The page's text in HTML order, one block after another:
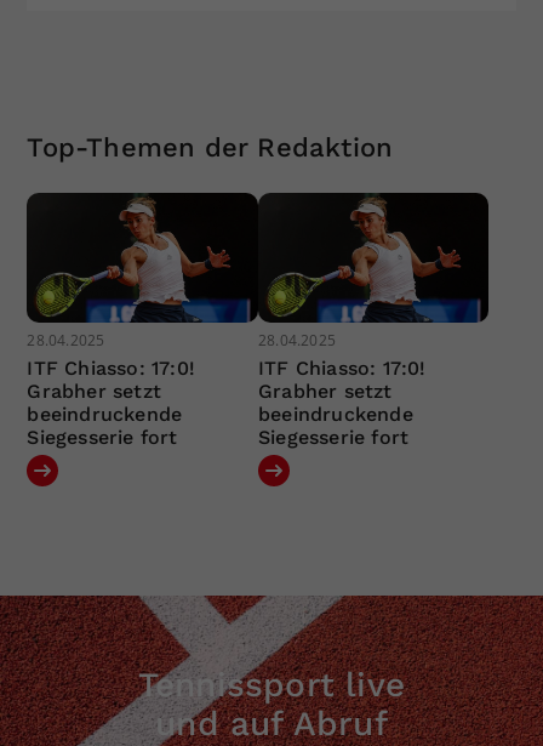
Top-Themen der Redaktion
28.04.2025
ITF Chiasso: 17:0!
Grabher setzt
beeindruckende
Siegesserie fort
28.04.2025
ITF Chiasso: 17:0!
Grabher setzt
beeindruckende
Siegesserie fort
Tennissport live
und auf Abruf